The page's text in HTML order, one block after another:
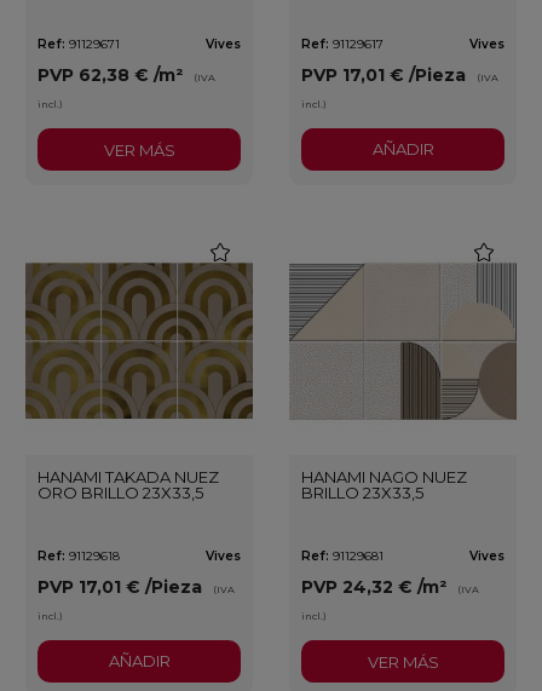
Ref: 91129671 Vives
PVP 62,38 € /m² (IVA
incl.)
VER MÁS
Ref: 91129617 Vives
PVP 17,01 € /Pieza (IVA
incl.)
AÑADIR
HANAMI TAKADA NUEZ
ORO BRILLO 23X33,5
Ref: 91129618 Vives
PVP 17,01 € /Pieza (IVA
incl.)
AÑADIR
HANAMI NAGO NUEZ
BRILLO 23X33,5
Ref: 91129681 Vives
PVP 24,32 € /m² (IVA
incl.)
VER MÁS